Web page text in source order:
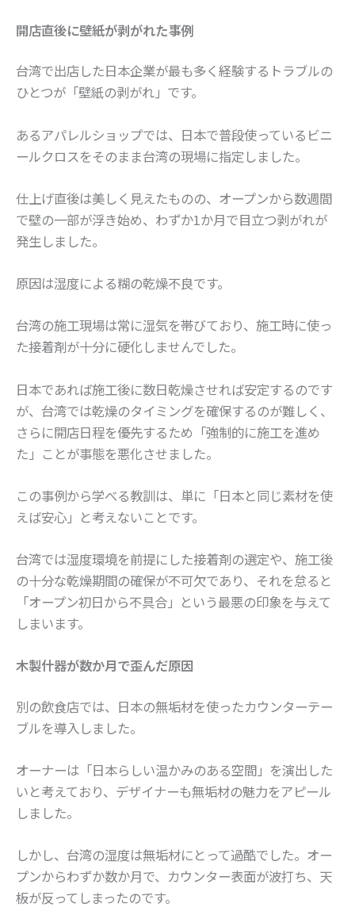
開店直後に壁紙が剥がれた事例
台湾で出店した日本企業が最も多く経験するトラブルの
ひとつが「壁紙の剥がれ」です。
あるアパレルショップでは、日本で普段使っているビニ
ールクロスをそのまま台湾の現場に指定しました。
仕上げ直後は美しく見えたものの、オープンから数週間
で壁の一部が浮き始め、わずか1か月で目立つ剥がれが
発生しました。
原因は湿度による糊の乾燥不良です。
台湾の施工現場は常に湿気を帯びており、施工時に使っ
た接着剤が十分に硬化しませんでした。
日本であれば施工後に数日乾燥させれば安定するのです
が、台湾では乾燥のタイミングを確保するのが難しく、
さらに開店日程を優先するため「強制的に施工を進め
た」ことが事態を悪化させました。
この事例から学べる教訓は、単に「日本と同じ素材を使
えば安心」と考えないことです。
台湾では湿度環境を前提にした接着剤の選定や、施工後
の十分な乾燥期間の確保が不可欠であり、それを怠ると
「オープン初日から不具合」という最悪の印象を与えて
しまいます。
木製什器が数か月で歪んだ原因
別の飲食店では、日本の無垢材を使ったカウンターテー
ブルを導入しました。
オーナーは「日本らしい温かみのある空間」を演出した
いと考えており、デザイナーも無垢材の魅力をアピール
しました。
しかし、台湾の湿度は無垢材にとって過酷でした。オー
プンからわずか数か月で、カウンター表面が波打ち、天
板が反ってしまったのです。